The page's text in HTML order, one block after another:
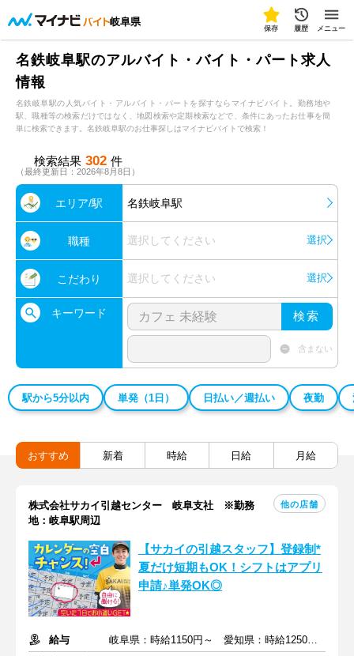
岐阜県
保存 履歴 メニュー
名鉄岐阜駅のアルバイト・バイト・パート求人
情報
名鉄岐阜駅の人気バイト・アルバイト・パートを探すならマイナビバイト。勤務地や
駅、職種等の検索だけではなく、地図検索や定期検索などで、条件にあったお仕事を簡
単に検索できます。名鉄岐阜駅のお仕事探しはマイナビバイトで検索！
検索結果 302 件
（最終更新日：2026年8月8日）
エリア/駅 名鉄岐阜駅
職種 選択してください 選択
こだわり 選択してください 選択
キーワード 検索
含まない
駅から5分以内 単発（1日） 日払い／週払い 夜勤
おすすめ 新着 時給 日給 月給
株式会社サカイ引越センター 岐阜支社 ※勤務
地：岐阜駅周辺
他の店舗
【サカイの引越スタッフ】登録制*
夏だけ短期もOK！シフトはアプリ
申請♪単発OK◎
給与
岐阜県：時給1150円～ 愛知県：時給1250円～+交通費・他手当